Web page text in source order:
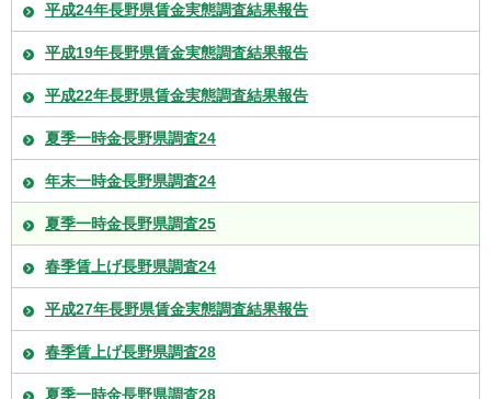
平成24年長野県賃金実態調査結果報告
平成19年長野県賃金実態調査結果報告
平成22年長野県賃金実態調査結果報告
夏季一時金長野県調査24
年末一時金長野県調査24
夏季一時金長野県調査25
春季賃上げ長野県調査24
平成27年長野県賃金実態調査結果報告
春季賃上げ長野県調査28
夏季一時金長野県調査28